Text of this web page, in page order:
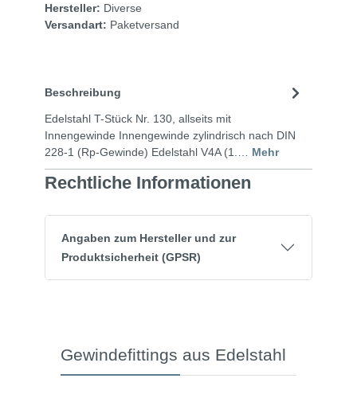
Hersteller: Diverse
Versandart: Paketversand
Beschreibung
Edelstahl T-Stück Nr. 130, allseits mit
Innengewinde Innengewinde zylindrisch nach DIN
228-1 (Rp-Gewinde) Edelstahl V4A (1.… Mehr
Rechtliche Informationen
Angaben zum Hersteller und zur
Produktsicherheit (GPSR)
Gewindefittings aus Edelstahl